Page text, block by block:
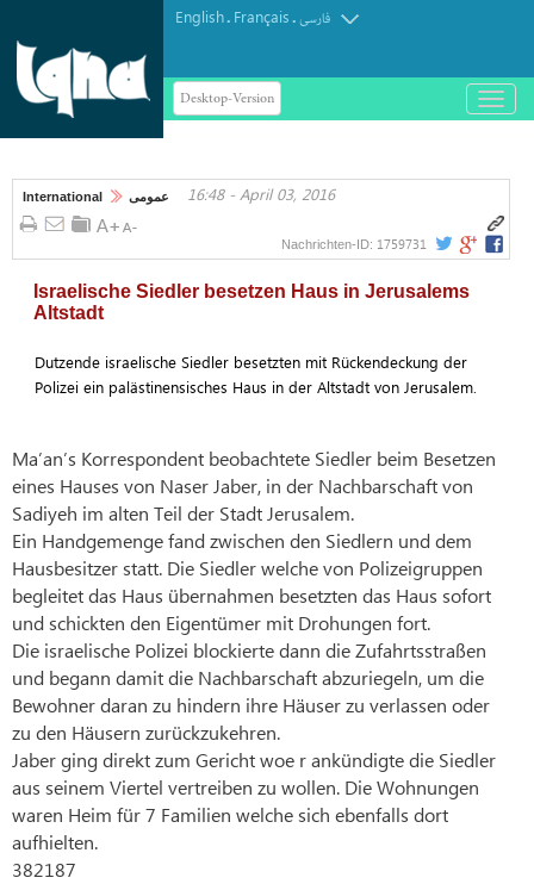
English. Français.فارسی
Desktop-Version
باز
و
کردن
International عمومی 16:48 - April 03, 2016
Nachrichten-ID: 1759731
Israelische Siedler besetzen Haus in Jerusalems
Altstadt
Dutzende israelische Siedler besetzten mit Rückendeckung der
Polizei ein palästinensisches Haus in der Altstadt von Jerusalem.
Ma’an’s Korrespondent beobachtete Siedler beim Besetzen
eines Hauses von Naser Jaber, in der Nachbarschaft von
Sadiyeh im alten Teil der Stadt Jerusalem.
Ein Handgemenge fand zwischen den Siedlern und dem
Hausbesitzer statt. Die Siedler welche von Polizeigruppen
begleitet das Haus übernahmen besetzten das Haus sofort
und schickten den Eigentümer mit Drohungen fort.
Die israelische Polizei blockierte dann die Zufahrtsstraßen
und begann damit die Nachbarschaft abzuriegeln, um die
Bewohner daran zu hindern ihre Häuser zu verlassen oder
zu den Häusern zurückzukehren.
Jaber ging direkt zum Gericht woe r ankündigte die Siedler
aus seinem Viertel vertreiben zu wollen. Die Wohnungen
waren Heim für 7 Familien welche sich ebenfalls dort
aufhielten.
382187